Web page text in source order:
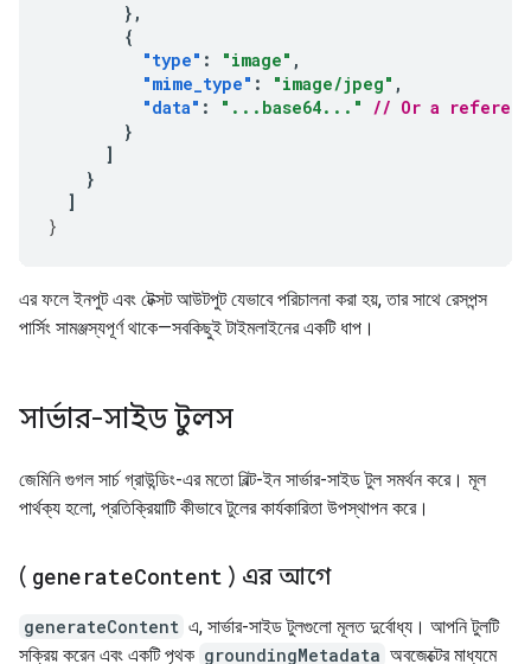
},
{
"type" : "image" ,
"mime_type" : "image/jpeg" ,
"data" : "...base64..." // Or a
}
]
}
]
}
এর ফলে ইনপুট এবং টেক্সট আউটপুট যেভাবে পরিচালনা করা হয়, তার সাথে রেসপন্স
পার্সিং সামঞ্জস্যপূর্ণ থাকে—সবকিছুই টাইমলাইনের একটি ধাপ।
সার্ভার-সাইড টুলস
জেমিনি গুগল সার্চ গ্রাউন্ডিং-এর মতো বিল্ট-ইন সার্ভার-সাইড টুল সমর্থন করে। মূল
পার্থক্য হলো, প্রতিক্রিয়াটি কীভাবে টুলের কার্যকারিতা উপস্থাপন করে।
( generateContent ) এর আগে
generateContent এ, সার্ভার-সাইড টুলগুলো মূলত দুর্বোধ্য। আপনি টুলটি
সক্রিয় করেন এবং একটি পৃথক groundingMetadata অবজেক্টের মাধ্যমে